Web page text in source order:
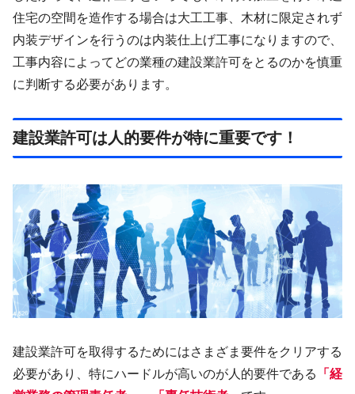
住宅の空間を造作する場合は大工工事、木材に限定されず
内装デザインを行うのは内装仕上げ工事になりますので、
工事内容によってどの業種の建設業許可をとるのかを慎重
に判断する必要があります。
建設業許可は人的要件が特に重要です！
建設業許可を取得するためにはさまざま要件をクリアする
必要があり、特にハードルが高いのが人的要件である
「経